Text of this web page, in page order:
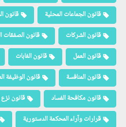
قانون الجماعات المحلية
قانون
قانون الشركات
قانون الصفقات
قانون العمل
قانون الغابات
قانون المنافسة
قانون الوظيفة
قانون مكافحة الفساد
قانون نزع
قرارات وآراء المحكمة الدستورية